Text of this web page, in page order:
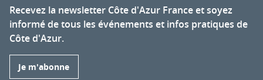
Recevez la newsletter Côte d'Azur France et soyez
informé de tous les événements et infos pratiques de
Côte d'Azur.
Je m'abonne